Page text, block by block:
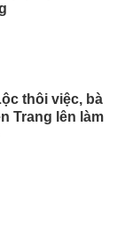
thôi việc, bà
Trang lên làm